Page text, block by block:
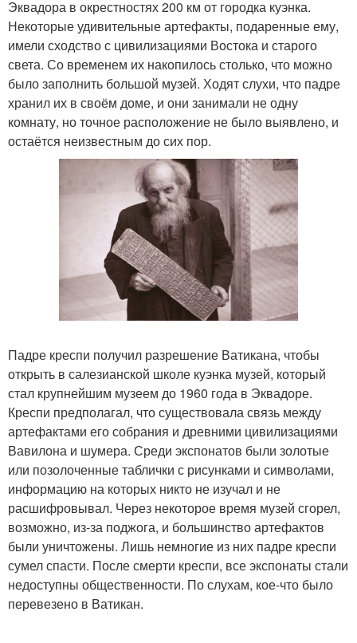
Эквадора в окрестностях 200 км от городка куэнка.
Некоторые удивительные артефакты, подаренные ему,
имели сходство с цивилизациями Востока и старого
света. Со временем их накопилось столько, что можно
было заполнить большой музей. Ходят слухи, что падре
хранил их в своём доме, и они занимали не одну
комнату, но точное расположение не было выявлено, и
остаётся неизвестным до сих пор.
Падре креспи получил разрешение Ватикана, чтобы
открыть в салезианской школе куэнка музей, который
стал крупнейшим музеем до 1960 года в Эквадоре.
Креспи предполагал, что существовала связь между
артефактами его собрания и древними цивилизациями
Вавилона и шумера. Среди экспонатов были золотые
или позолоченные таблички с рисунками и символами,
информацию на которых никто не изучал и не
расшифровывал. Через некоторое время музей сгорел,
возможно, из-за поджога, и большинство артефактов
были уничтожены. Лишь немногие из них падре креспи
сумел спасти. После смерти креспи, все экспонаты стали
недоступны общественности. По слухам, кое-что было
перевезено в Ватикан.